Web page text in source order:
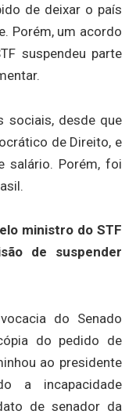
de deixar o país
Porém, um acordo
suspendeu parte
sociais, desde que
de Direito, e
salário. Porém, foi
ministro do STF
de suspender
do Senado
do pedido de
ao presidente
a incapacidade
de senador da